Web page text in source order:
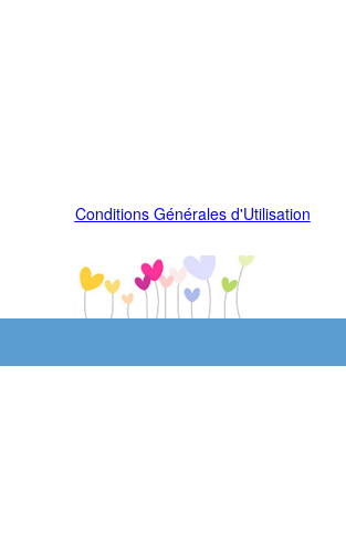
Conditions Générales d'Utilisation